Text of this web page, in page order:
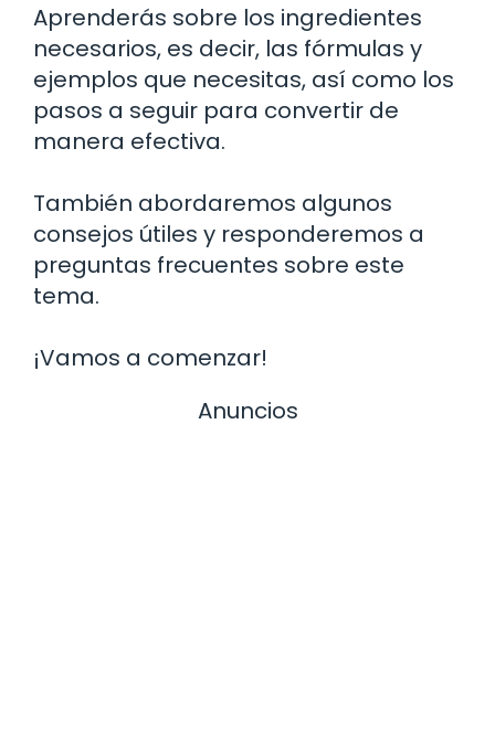
Aprenderás sobre los ingredientes
necesarios, es decir, las fórmulas y
ejemplos que necesitas, así como los
pasos a seguir para convertir de
manera efectiva.
También abordaremos algunos
consejos útiles y responderemos a
preguntas frecuentes sobre este
tema.
¡Vamos a comenzar!
Anuncios